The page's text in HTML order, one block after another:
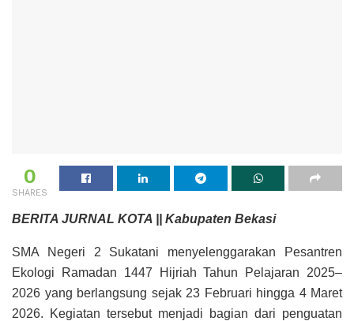
0
SHARES
BERITA JURNAL KOTA || Kabupaten Bekasi
SMA Negeri 2 Sukatani menyelenggarakan Pesantren
Ekologi Ramadan 1447 Hijriah Tahun Pelajaran 2025–
2026 yang berlangsung sejak 23 Februari hingga 4 Maret
2026. Kegiatan tersebut menjadi bagian dari penguatan